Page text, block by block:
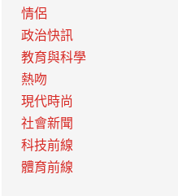
情侶
政治快訊
教育與科學
熱吻
現代時尚
社會新聞
科技前線
體育前線